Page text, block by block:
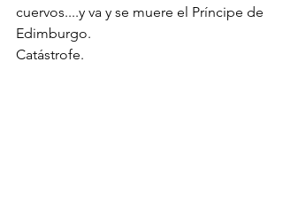
cuervos....y va y se muere el Príncipe de
Edimburgo.
Catástrofe.